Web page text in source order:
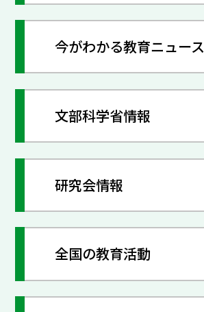
今がわかる教育ニュース
文部科学省情報
研究会情報
全国の教育活動